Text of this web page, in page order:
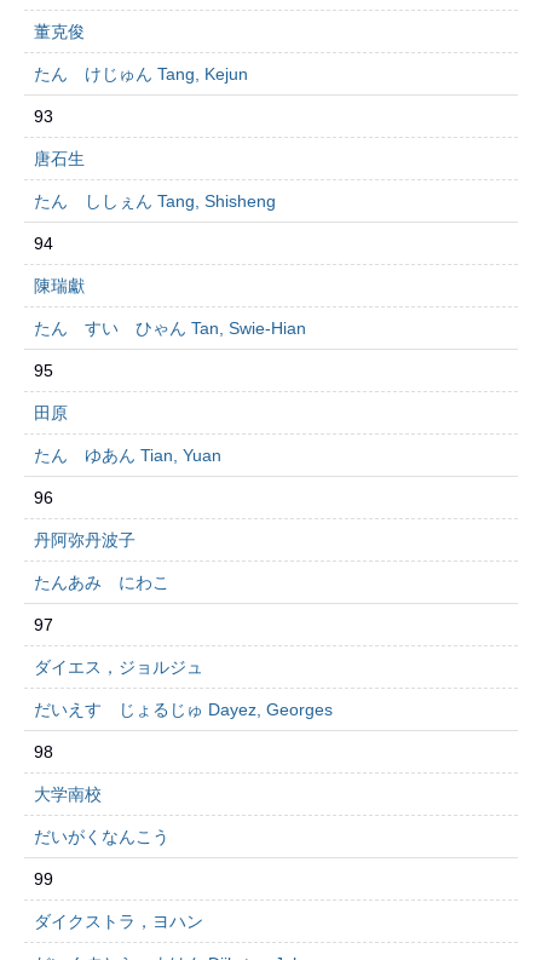
董克俊
たん けじゅん Tang, Kejun
93
唐石生
たん ししぇん Tang, Shisheng
94
陳瑞獻
たん すい ひゃん Tan, Swie-Hian
95
田原
たん ゆあん Tian, Yuan
96
丹阿弥丹波子
たんあみ にわこ
97
ダイエス，ジョルジュ
だいえす じょるじゅ Dayez, Georges
98
大学南校
だいがくなんこう
99
ダイクストラ，ヨハン